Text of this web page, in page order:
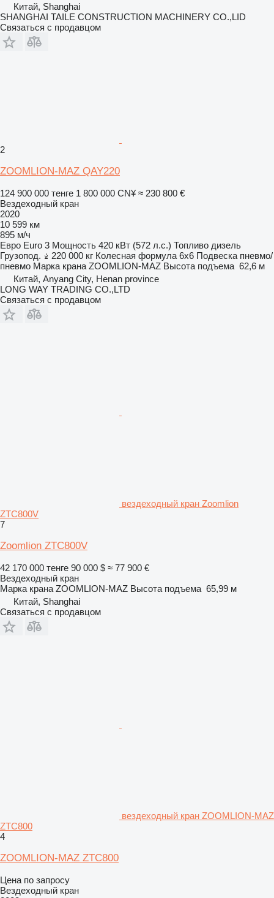
Китай, Shanghai
SHANGHAI TAILE CONSTRUCTION MACHINERY CO.,LID
Связаться с продавцом
2
ZOOMLION-MAZ QAY220
124 900 000 тенге 1 800 000 CN¥ ≈ 230 800 €
Вездеходный кран
2020
10 599 км
895 м/ч
Евро Euro 3 Мощность 420 кВт (572 л.с.) Топливо дизель
Грузопод.
220 000 кг Колесная формула 6x6 Подвеска пневмо/
пневмо Марка крана ZOOMLION-MAZ Высота подъема 62,6 м
Китай, Anyang City, Henan province
LONG WAY TRADING CO.,LTD
Связаться с продавцом
вездеходный кран Zoomlion
ZTC800V
7
Zoomlion ZTC800V
42 170 000 тенге 90 000 $ ≈ 77 900 €
Вездеходный кран
Марка крана ZOOMLION-MAZ Высота подъема 65,99 м
Китай, Shanghai
Связаться с продавцом
вездеходный кран ZOOMLION-MAZ
ZTC800
4
ZOOMLION-MAZ ZTC800
Цена по запросу
Вездеходный кран